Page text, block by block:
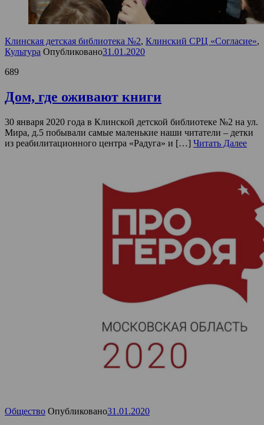
Клинская детская библиотека №2, Клинский СРЦ «Согласие»,
Культура Опубликовано31.01.2020
689
Дом, где оживают книги
30 января 2020 года в Клинской детской библиотеке №2 на ул.
Мира, д.5 побывали самые маленькие наши читатели – детки
из реабилитационного центра «Радуга» и […] Читать Далее
Общество Опубликовано31.01.2020